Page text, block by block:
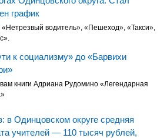
график
водитель», «Пешеход», «Такси»,
к социализму» до «Барвихи
книги Адриана Рудомино «Легендарная
в Одинцовском округе средняя
учителей — 110 тысяч рублей,